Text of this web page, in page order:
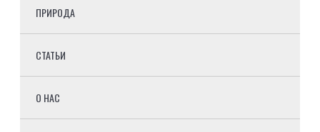
ПРИРОДА
СТАТЬИ
О НАС